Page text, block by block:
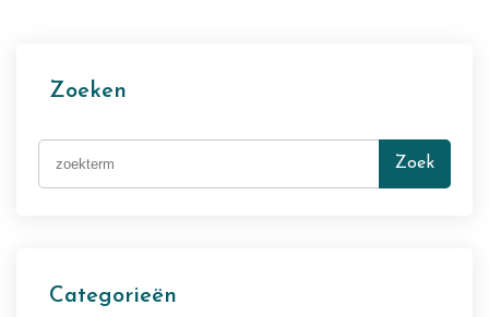
Zoeken
Zoek
Categorieën